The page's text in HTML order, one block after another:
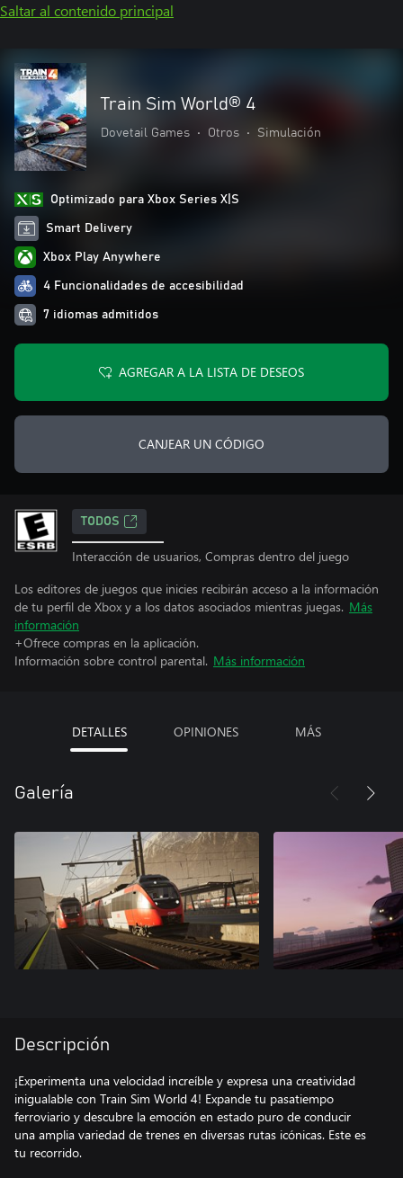
Saltar al contenido principal
Train Sim World® 4
Dovetail Games • Otros • Simulación
Optimizado para Xbox Series X|S
Smart Delivery
Xbox Play Anywhere
4 Funcionalidades de accesibilidad
7 idiomas admitidos
AGREGAR A LA LISTA DE DESEOS
CANJEAR UN CÓDIGO
TODOS
Interacción de usuarios, Compras dentro del juego
Los editores de juegos que inicies recibirán acceso a la información
de tu perfil de Xbox y a los datos asociados mientras juegas. Más
información
+Ofrece compras en la aplicación.
Información sobre control parental. Más información
DETALLES OPINIONES MÁS
Galería
Descripción
¡Experimenta una velocidad increíble y expresa una creatividad
inigualable con Train Sim World 4! Expande tu pasatiempo
ferroviario y descubre la emoción en estado puro de conducir
una amplia variedad de trenes en diversas rutas icónicas. Este es
tu recorrido.